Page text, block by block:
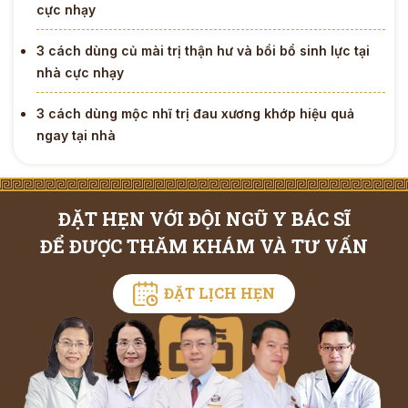
cực nhạy
3 cách dùng củ mài trị thận hư và bồi bổ sinh lực tại
nhà cực nhạy
3 cách dùng mộc nhĩ trị đau xương khớp hiệu quả
ngay tại nhà
ĐẶT HẸN VỚI ĐỘI NGŨ Y BÁC SĨ
ĐỂ ĐƯỢC THĂM KHÁM VÀ TƯ VẤN
ĐẶT LỊCH HẸN